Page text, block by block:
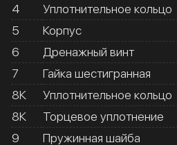
4
Уплотнительное кольцо
5
Корпус
6
Дренажный винт
7
Гайка шестигранная
8К
Уплотнительное кольцо
8К
Торцевое уплотнение
9
Пружинная шайба